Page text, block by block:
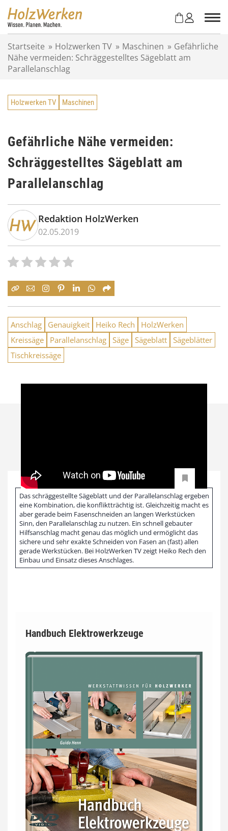
Startseite » Holzwerken TV » Maschinen » Gefährliche
Nähe vermeiden: Schräggestelltes Sägeblatt am
Parallelanschlag
Holzwerken TV Maschinen
Gefährliche Nähe vermeiden:
Schräggestelltes Sägeblatt am
Parallelanschlag
Redaktion HolzWerken
02.05.2019
Anschlag Genauigkeit Heiko Rech
HolzWerken
Kreissäge
Parallelanschlag Säge Sägeblatt Sägeblätter
Tischkreissäge
Das schräggestellte Sägeblatt und der Parallelanschlag ergeben
eine Kombination, die konfliktträchtig ist. Gleichzeitig macht es
aber gerade beim Fasenschneiden an langen Werkstücken
Sinn, den Parallelanschlag zu nutzen. Ein schnell gebauter
Hilfsanschlag macht genau das möglich und ermöglicht das
sichere und sehr exakte Schneiden von Fasen an (fast) allen
gerade Werkstücken. Bei HolzWerken TV zeigt Heiko Rech den
Einbau und Einsatz dieses Anschlages.
Handbuch Elektrowerkzeuge